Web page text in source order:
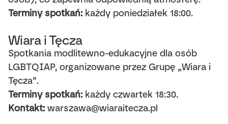
Terminy spotkań: każdy poniedziałek 18:00.
Wiara i Tęcza
Spotkania modlitewno-edukacyjne dla osób
LGBTQIAP, organizowane przez Grupę „Wiara i
Tęcza”.
Terminy spotkań: każdy czwartek 18:30.
Kontakt: warszawa@wiaraitecza.pl